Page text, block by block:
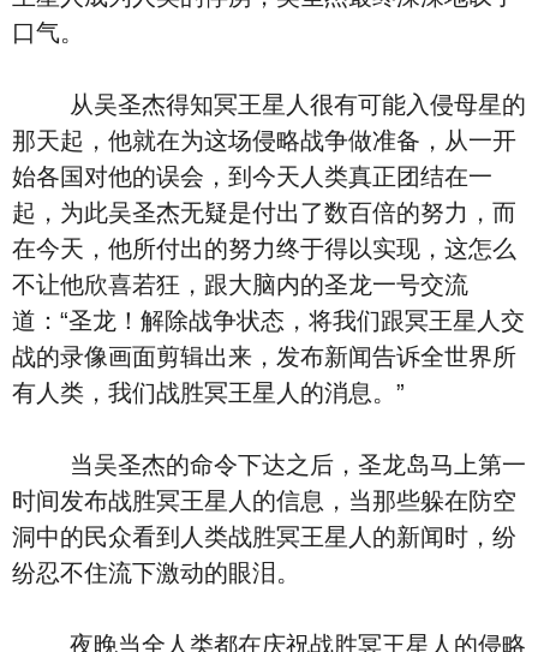
口气。
从吴圣杰得知冥王星人很有可能入侵母星的
那天起，他就在为这场侵略战争做准备，从一开
始各国对他的误会，到今天人类真正团结在一
起，为此吴圣杰无疑是付出了数百倍的努力，而
在今天，他所付出的努力终于得以实现，这怎么
不让他欣喜若狂，跟大脑内的圣龙一号交流
道：“圣龙！解除战争状态，将我们跟冥王星人交
战的录像画面剪辑出来，发布新闻告诉全世界所
有人类，我们战胜冥王星人的消息。”
当吴圣杰的命令下达之后，圣龙岛马上第一
时间发布战胜冥王星人的信息，当那些躲在防空
洞中的民众看到人类战胜冥王星人的新闻时，纷
纷忍不住流下激动的眼泪。
夜晚当全人类都在庆祝战胜冥王星人的侵略